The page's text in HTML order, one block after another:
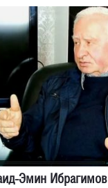
Эмин Ибрагимов